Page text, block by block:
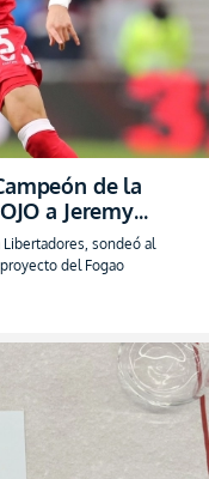
de la
a Jeremy
sondeó al
del Fogao